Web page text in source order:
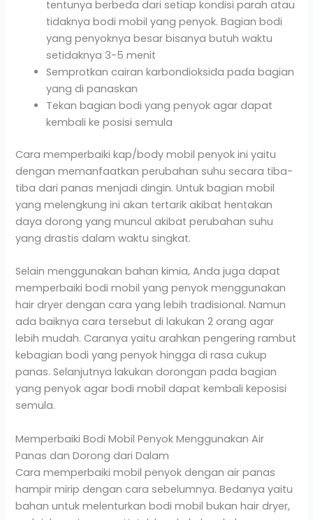
tentunya berbeda dari setiap kondisi parah atau
tidaknya bodi mobil yang penyok. Bagian bodi
yang penyoknya besar bisanya butuh waktu
setidaknya 3-5 menit
Semprotkan cairan karbondioksida pada bagian
yang di panaskan
Tekan bagian bodi yang penyok agar dapat
kembali ke posisi semula
Cara memperbaiki kap/body mobil penyok ini yaitu
dengan memanfaatkan perubahan suhu secara tiba-
tiba dari panas menjadi dingin. Untuk bagian mobil
yang melengkung ini akan tertarik akibat hentakan
daya dorong yang muncul akibat perubahan suhu
yang drastis dalam waktu singkat.
Selain menggunakan bahan kimia, Anda juga dapat
memperbaiki bodi mobil yang penyok menggunakan
hair dryer dengan cara yang lebih tradisional. Namun
ada baiknya cara tersebut di lakukan 2 orang agar
lebih mudah. Caranya yaitu arahkan pengering rambut
kebagian bodi yang penyok hingga di rasa cukup
panas. Selanjutnya lakukan dorongan pada bagian
yang penyok agar bodi mobil dapat kembali keposisi
semula.
Memperbaiki Bodi Mobil Penyok Menggunakan Air
Panas dan Dorong dari Dalam
Cara memperbaiki mobil penyok dengan air panas
hampir mirip dengan cara sebelumnya. Bedanya yaitu
bahan untuk melenturkan bodi mobil bukan hair dryer,